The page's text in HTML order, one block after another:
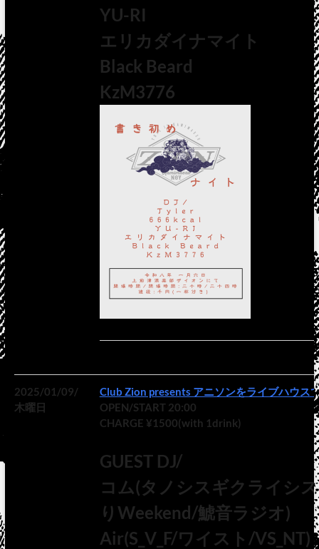
YU-RI
エリカダイナマイト
Black Beard
KzM3776
2025/01/09/
木曜日
Club Zion presents アニソンをライブハウス
OPEN/START 20:00
CHARGE ¥1500(with 1drink)
GUEST DJ/
コム(タノシスギクライシ
りWeekend/鯱音ラジオ)
Air(S_V_F/ワイスト/VS_NT)